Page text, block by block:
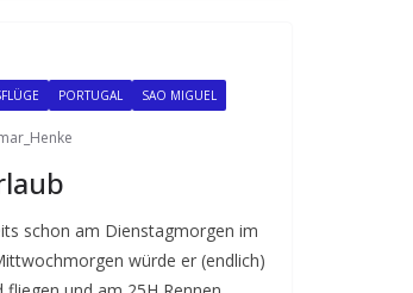
PORTUGAL SAO MIGUEL
schon am Dienstagmorgen im
würde er (endlich)